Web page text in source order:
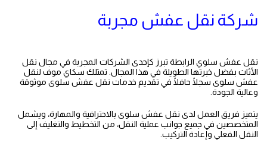
شركة نقل عفش مجربة
نقل عفش سلوي الرابطة تبرز كإحدى الشركات المجربة في مجال نقل
الأثاث بفضل خبرتها الطويلة في هذا المجال. تمتلك سكاي موف لنقل
عفش سلوى سجلًا حافلًا في تقديم خدمات نقل عفش سلوى موثوقة
وعالية الجودة.
يتميز فريق العمل لدى نقل عفش سلوى بالاحترافية والمهارة، ويشمل
المتخصصين في جميع جوانب عملية النقل، من التخطيط والتغليف إلى
النقل الفعلي وإعادة التركيب.